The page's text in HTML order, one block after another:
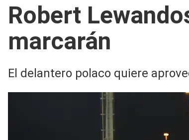
Robert
marcarán
El delantero polaco quiere